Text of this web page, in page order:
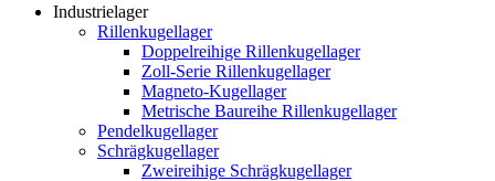
Industrielager
Rillenkugellager
Doppelreihige Rillenkugellager
Zoll-Serie Rillenkugellager
Magneto-Kugellager
Metrische Baureihe Rillenkugellager
Pendelkugellager
Schrägkugellager
Zweireihige Schrägkugellager